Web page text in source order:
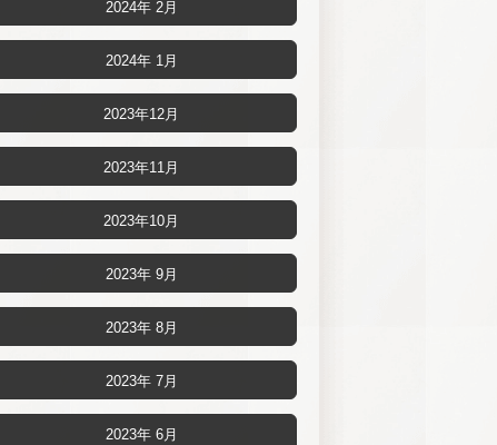
2024年 2月
2024年 1月
2023年12月
2023年11月
2023年10月
2023年 9月
2023年 8月
2023年 7月
2023年 6月